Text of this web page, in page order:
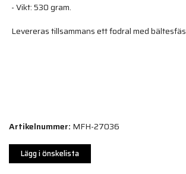
- Vikt: 530 gram.
Levereras tillsammans ett fodral med
Artikelnummer: MFH-27036
Lägg i önskelista